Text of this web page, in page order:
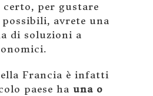
per gustare
avrete una
di soluzioni a
Francia è infatti
paese ha una o